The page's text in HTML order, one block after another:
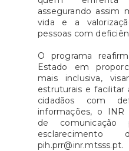
assegurando assim
vida e a
pessoas com
O programa
Estado em
mais inclusiva,
estruturais e facilitar
cidadãos com
informações, o INR
de
pih.prr@inr.mtsss.pt.